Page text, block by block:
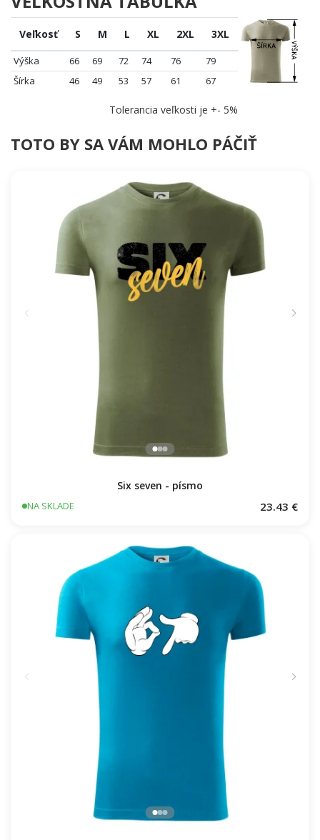
Veľkosť S M L XL 2XL 3XL
Výška 66 69 72 74 76
79
Šírka
46 49 53 57 61 67
Tolerancia veľkosti je +- 5%
TOTO BY SA VÁM MOHLO PÁČIŤ
Six seven - písmo
NA SKLADE 23.43 €